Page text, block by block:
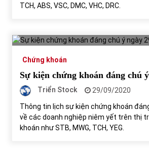
TCH, ABS, VSC, DMC, VHC, DRC.
Chứng khoán
Sự kiện chứng khoán đáng chú
Triển Stock
29/09/2020
Thông tin lịch sự kiện chứng khoán
về các doanh nghiệp niêm yết trên thị
khoán như STB, MWG, TCH, YEG.